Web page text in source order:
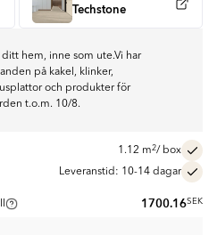
Techstone
ditt hem, inne som ute.Vi har
på kakel, klinker,
och produkter för
t.o.m. 10/8.
1.12 m2/ box
Leveranstid: 10-14 dagar
1700.16SEK